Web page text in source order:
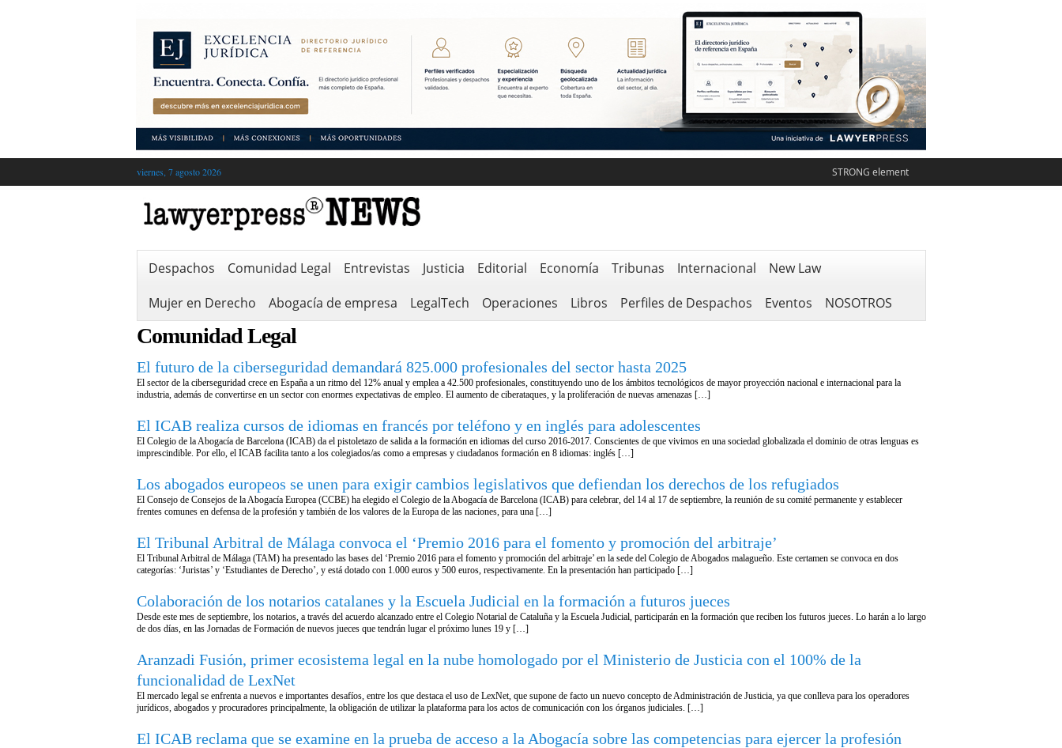
viernes, 7 agosto 2026 STRONG element
Despachos Comunidad Legal Entrevistas Justicia Editorial Economía Tribunas Internacional
New Law
Mujer en Derecho
Abogacía de empresa LegalTech Operaciones Libros Perfiles de Despachos Eventos NOSOTROS
Comunidad Legal
El futuro de la ciberseguridad demandará 825.000 profesionales del sector hasta 2025
El sector de la ciberseguridad crece en España a un ritmo del 12% anual y emplea a 42.500 profesionales, constituyendo uno de los ámbitos tecnológicos de mayor proyección nacional e internacional para la
industria, además de convertirse en un sector con enormes expectativas de empleo. El aumento de ciberataques, y la proliferación de nuevas amenazas […]
El ICAB realiza cursos de idiomas en francés por teléfono y en inglés para adolescentes
El Colegio de la Abogacía de Barcelona (ICAB) da el pistoletazo de salida a la formación en idiomas del curso 2016-2017. Conscientes de que vivimos en una sociedad globalizada el dominio de otras lenguas es
imprescindible. Por ello, el ICAB facilita tanto a los colegiados/as como a empresas y ciudadanos formación en 8 idiomas: inglés […]
Los abogados europeos se unen para exigir cambios legislativos que defiendan los derechos de los refugiados
El Consejo de Consejos de la Abogacía Europea (CCBE) ha elegido el Colegio de la Abogacía de Barcelona (ICAB) para celebrar, del 14 al 17 de septiembre, la reunión de su comité permanente y establecer
frentes comunes en defensa de la profesión y también de los valores de la Europa de las naciones, para una […]
El Tribunal Arbitral de Málaga convoca el ‘Premio 2016 para el fomento y promoción del arbitraje’
El Tribunal Arbitral de Málaga (TAM) ha presentado las bases del ‘Premio 2016 para el fomento y promoción del arbitraje’ en la sede del Colegio de Abogados malagueño. Este certamen se convoca en dos
categorías: ‘Juristas’ y ‘Estudiantes de Derecho’, y está dotado con 1.000 euros y 500 euros, respectivamente. En la presentación han participado […]
Colaboración de los notarios catalanes y la Escuela Judicial en la formación a futuros jueces
Desde este mes de septiembre, los notarios, a través del acuerdo alcanzado entre el Colegio Notarial de Cataluña y la Escuela Judicial, participarán en la formación que reciben los futuros jueces. Lo harán a lo largo
de dos días, en las Jornadas de Formación de nuevos jueces que tendrán lugar el próximo lunes 19 y […]
Aranzadi Fusión, primer ecosistema legal en la nube homologado por el Ministerio de Justicia con el 100% de la
funcionalidad de LexNet
El mercado legal se enfrenta a nuevos e importantes desafíos, entre los que destaca el uso de LexNet, que supone de facto un nuevo concepto de Administración de Justicia, ya que conlleva para los operadores
jurídicos, abogados y procuradores principalmente, la obligación de utilizar la plataforma para los actos de comunicación con los órganos judiciales. […]
El ICAB reclama que se examine en la prueba de acceso a la Abogacía sobre las competencias para ejercer la profesión